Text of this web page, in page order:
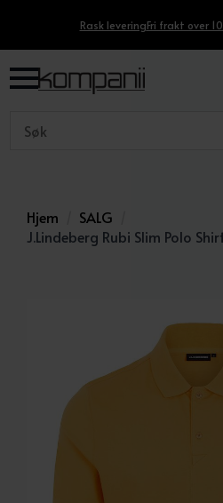
Rask leveringFri frakt over
Hjem
SALG
J.Lindeberg Rubi Slim Polo